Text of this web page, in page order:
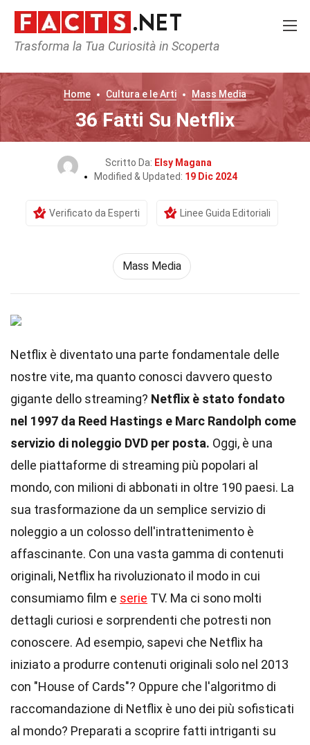
Trasforma la Tua Curiosità in Scoperta
Home Cultura e le Arti Mass Media
36 Fatti Su Netflix
Scritto Da: Elsy Magana
Modified & Updated: 19 Dic 2024
Verificato da Esperti Linee Guida Editoriali
Mass Media
Netflix è diventato una parte fondamentale delle
nostre vite, ma quanto conosci davvero questo
gigante dello streaming? Netflix è stato fondato
nel 1997 da Reed Hastings e Marc Randolph come
servizio di noleggio DVD per posta. Oggi, è una
delle piattaforme di streaming più popolari al
mondo, con milioni di abbonati in oltre 190 paesi. La
sua trasformazione da un semplice servizio di
noleggio a un colosso dell'intrattenimento è
affascinante. Con una vasta gamma di contenuti
originali, Netflix ha rivoluzionato il modo in cui
consumiamo film e serie TV. Ma ci sono molti
dettagli curiosi e sorprendenti che potresti non
conoscere. Ad esempio, sapevi che Netflix ha
iniziato a produrre contenuti originali solo nel 2013
con "House of Cards"? Oppure che l'algoritmo di
raccomandazione di Netflix è uno dei più sofisticati
al mondo? Preparati a scoprire fatti intriganti su